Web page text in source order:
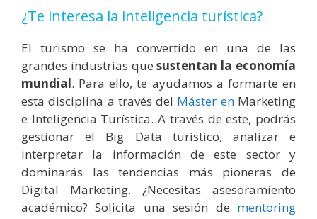
¿Te interesa la inteligencia turística?
El turismo se ha convertido en una de las
grandes industrias quesustentan la economía
mundial. Para ello, te ayudamos a formarte en
esta disciplina a través del Máster en Marketing
e Inteligencia Turística. A través de este, podrás
gestionar el Big Data turístico, analizar e
interpretar la información de este sector y
dominarás las tendencias más pioneras de
Digital Marketing. ¿Necesitas asesoramiento
académico? Solicita una sesión de mentoring